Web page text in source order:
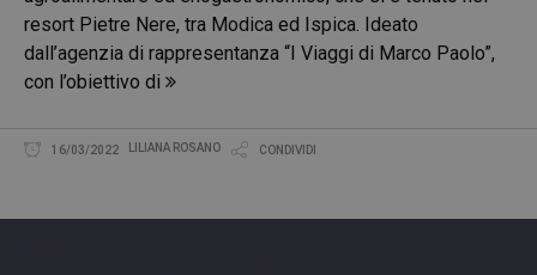
resort Pietre Nere, tra Modica ed Ispica. Ideato
dall’agenzia di rappresentanza “I Viaggi di Marco Paolo”,
con l’obiettivo di
16/03/2022 LILIANA ROSANO CONDIVIDI